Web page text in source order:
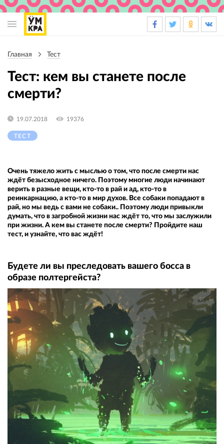
навигации
Главная Тест
Тест: кем вы станете после
смерти?
ТЕСТ
19.07.2018 19376
Очень тяжело жить с мыслью о том, что после смерти нас
ждёт безысходное ничего. Поэтому многие люди начинают
верить в разные вещи, кто-то в рай и ад, кто-то в
реинкарнацию, а кто-то в мир духов. Все собаки попадают в
рай, но мы ведь с вами не собаки.. Поэтому люди привыкли
думать, что в загробной жизни нас ждёт то, что мы заслужили
при жизни. А кем вы станете после смерти? Пройдите наш
тест, и узнайте, что вас ждёт!
Будете ли вы преследовать вашего босса в
образе полтергейста?